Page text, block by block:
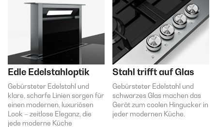
Edle Edelstahloptik
Gebürsteter Edelstahl und
klare, scharfe Linien sorgen für
einen modernen, luxuriösen
Look – zeitlose Eleganz, die
jede moderne Küche
Stahl trifft auf Glas
Gebürsteter Edelstahl und
schwarzes Glas machen das
Gerät zum coolen Hingucker in
jeder modernen Küche.